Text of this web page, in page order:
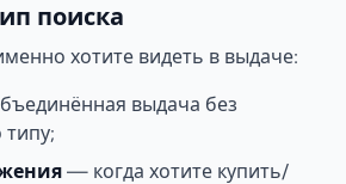
поиска
хотите видеть в выдаче:
выдача без
— когда хотите купить/